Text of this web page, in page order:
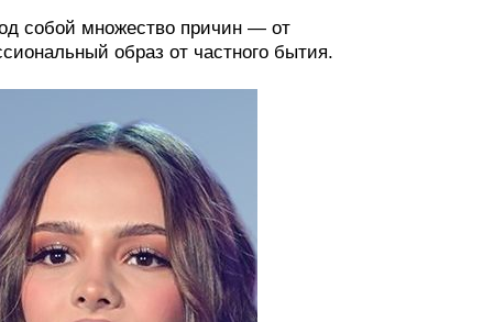
собой множество причин — от
образ от частного бытия.